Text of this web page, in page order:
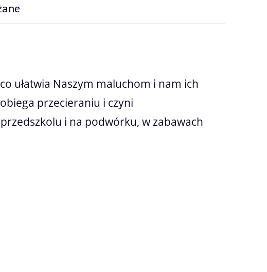
ułatwia Naszym maluchom i nam ich
przecieraniu i czyni
i na podwórku, w zabawach